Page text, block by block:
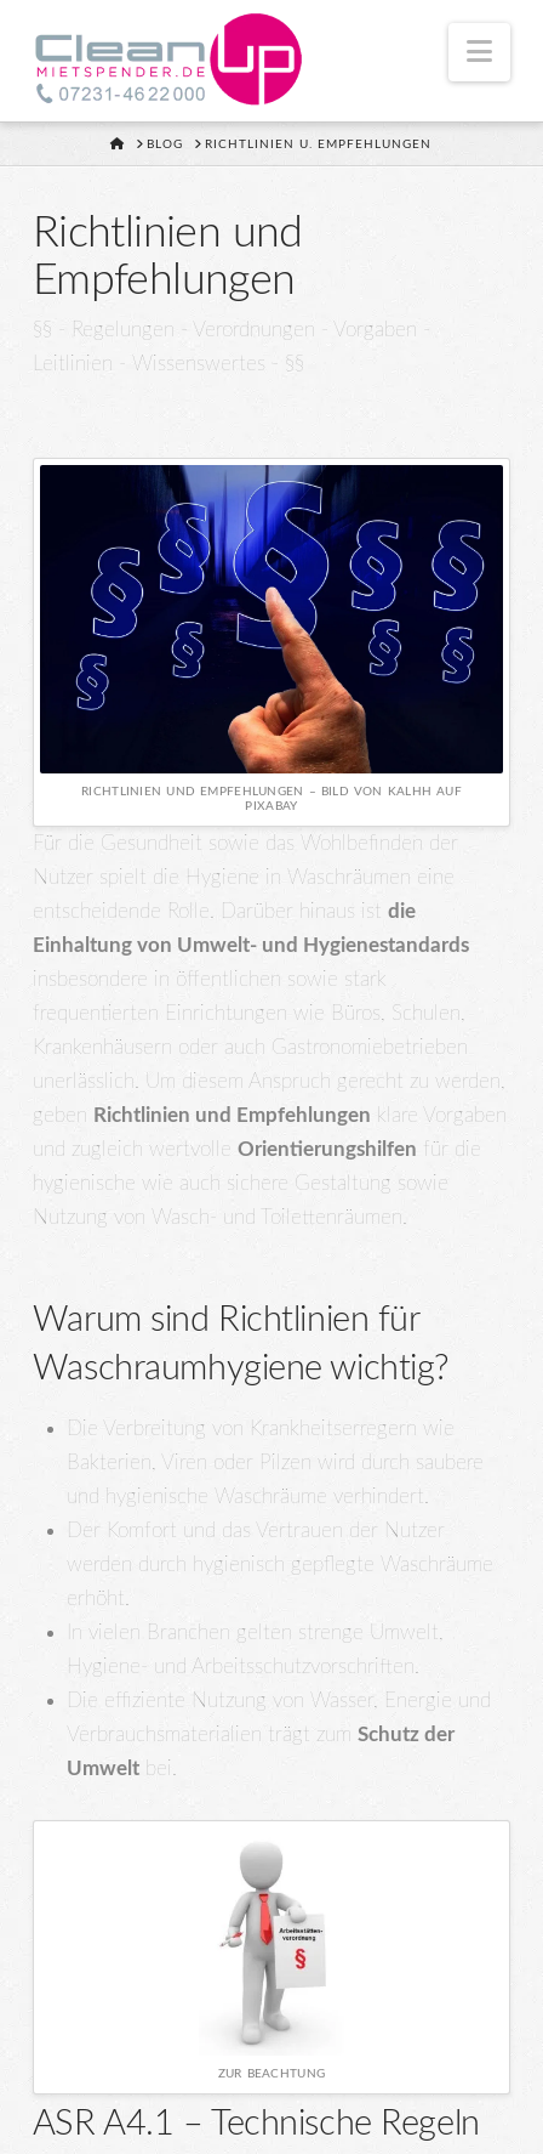
HOMEBLOG RICHTLINIEN U. EMPFEHLUNGEN
Richtlinien und
Empfehlungen
§§ - Regelungen - Verordnungen - Vorgaben -
Leitlinien - Wissenswertes - §§
RICHTLINIEN UND EMPFEHLUNGEN – BILD VON KALHH AUF
PIXABAY
Für die Gesundheit sowie das Wohlbefinden der
Nutzer spielt die Hygiene in Waschräumen eine
entscheidende Rolle. Darüber hinaus ist die
Einhaltung von Umwelt- und Hygienestandards
insbesondere in öffentlichen sowie stark
frequentierten Einrichtungen wie Büros, Schulen,
Krankenhäusern oder auch Gastronomiebetrieben
unerlässlich. Um diesem Anspruch gerecht zu werden,
geben Richtlinien und Empfehlungen klare Vorgaben
und zugleich wertvolle Orientierungshilfen für die
hygienische wie auch sichere Gestaltung sowie
Nutzung von Wasch- und Toilettenräumen.
Warum sind Richtlinien für
Waschraumhygiene wichtig?
Die Verbreitung von Krankheitserregern wie
Bakterien, Viren oder Pilzen wird durch saubere
und hygienische Waschräume verhindert.
Der Komfort und das Vertrauen der Nutzer
werden durch hygienisch gepflegte Waschräume
erhöht.
In vielen Branchen gelten strenge Umwelt,
Hygiene- und Arbeitsschutzvorschriften.
Die effiziente Nutzung von Wasser, Energie und
Verbrauchsmaterialien trägt zum Schutz der
Umwelt bei.
ZUR BEACHTUNG
ASR A4.1 – Technische Regeln